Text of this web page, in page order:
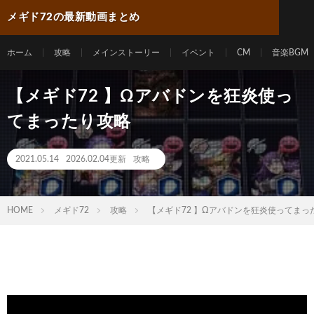
メギド72の最新動画まとめ
ホーム 攻略 メインストーリー イベント CM 音楽BGM
【メギド72 】Ωアバドンを狂炎使っ
てまったり攻略
2021.05.14 2026.02.04更新 攻略
HOME メギド72 攻略 【メギド72 】Ωアバドンを狂炎使ってまっ